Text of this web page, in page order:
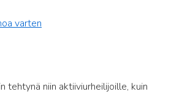
varten
tehtynä niin aktiiviurheilijoille, kuin